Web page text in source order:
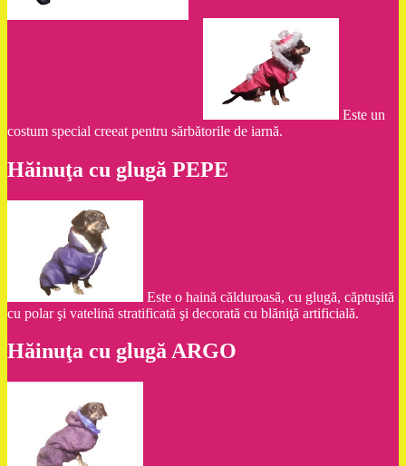
Este un
costum special creeat pentru sărbătorile de iarnă.
Hăinuţa cu glugă PEPE
Este o haină călduroasă, cu glugă, căptuşită
cu polar şi vatelină stratificată şi decorată cu blăniţă artificială.
Hăinuţa cu glugă ARGO